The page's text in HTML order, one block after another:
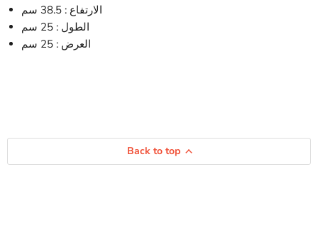
الارتفاع : 38.5 سم
الطول : 25 سم
العرض : 25 سم
Back to top